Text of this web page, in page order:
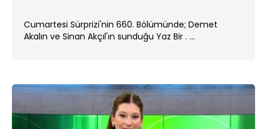
Cumartesi Sürprizi'nin 660. Bölümünde; Demet
Akalın ve Sinan Akçıl'ın sunduğu Yaz Bir . ...